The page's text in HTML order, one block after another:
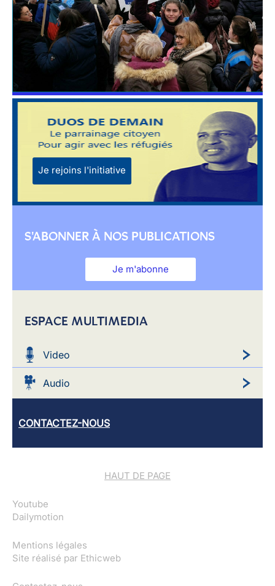
Je rejoins l'initiative
S'ABONNER À NOS PUBLICATIONS
Je m'abonne
ESPACE MULTIMEDIA
Video
Audio
CONTACTEZ-NOUS
HAUT DE PAGE
Youtube
Dailymotion
Mentions légales
Site réalisé par Ethicweb